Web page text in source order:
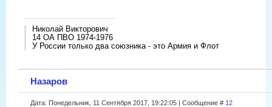
Николай Викторович
14 ОА ПВО 1974-1976
У России только два союзника - это Армия и Флот
Назаров
Дата: Понедельник, 11 Сентября 2017, 19:22:05 | Сообщение # 12